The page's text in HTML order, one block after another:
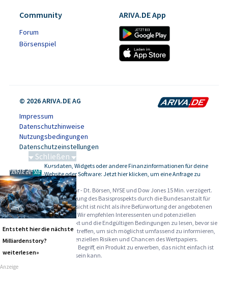
Community
Forum
Börsenspiel
ARIVA.DE App
© 2026 ARIVA.DE AG
Impressum
Datenschutzhinweise
Nutzungsbedingungen
Datenschutzeinstellungen
-
Kursdaten, Widgets oder andere Finanzinformationen für deine
Website oder Software: Jetzt hier klicken, um eine Anfrage zu
stellen.
Alle Angaben ohne Gewähr - Dt. Börsen, NYSE und Dow Jones 15 Min. verzögert.
Werbehinweise:Die Billigung des Basisprospekts durch die Bundesanstalt für
Finanzdienstleistungsaufsicht ist nicht als ihre Befürwortung der angebotenen
Wertpapiere zu verstehen. Wir empfehlen Interessenten und potenziellen
Anlegern den Basisprospekt und die Endgültigen Bedingungen zu lesen, bevor sie
eine Anlageentscheidung treffen, um sich möglichst umfassend zu informieren,
insbesondere über die potenziellen Risiken und Chancen des Wertpapiers.
Warnhinweise: Sie sind im Begriff, ein Produkt zu erwerben, das nicht einfach ist
und schwer zu verstehen sein kann.
Schließen
Schwere Seltene Erden
Entsteht hier die nächste
Milliardenstory?
weiterlesen»
Anzeige